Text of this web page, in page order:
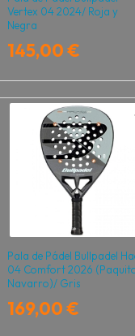
Vertex 04 2024/ Roja y
Negra
145,00 €
Pala de Pádel Bullpadel
04 Comfort 2026
Navarro)/ Gris
169,00 €